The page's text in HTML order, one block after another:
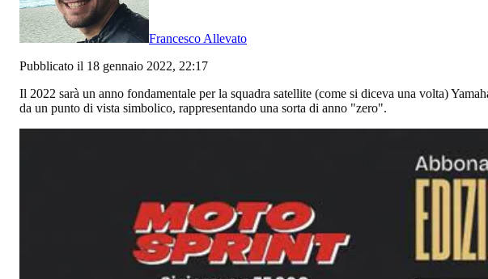
Francesco Allevato
Pubblicato il 18 gennaio 2022, 22:17
Il 2022 sarà un anno fondamentale per la squadra satellite (come si diceva una volta)
da un punto di vista simbolico, rappresentando una sorta di anno "zero".